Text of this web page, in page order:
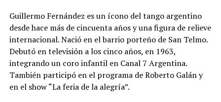
Guillermo Fernández es un ícono del tango argentino
desde hace más de cincuenta años y una figura de relieve
internacional. Nació en el barrio porteño de San Telmo.
Debutó en televisión a los cinco años, en 1963,
integrando un coro infantil en Canal 7 Argentina.
También participó en el programa de Roberto Galán y
en el show “La feria de la alegría”.